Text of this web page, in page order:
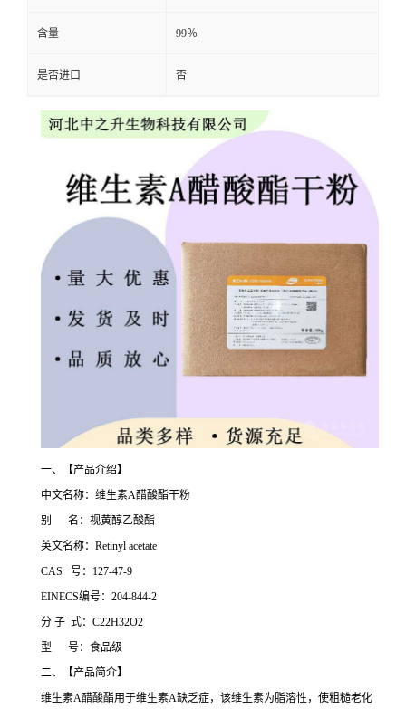
含量 99％
是否进口 否
一、【产品介绍】
中文名称：维生素A醋酸酯干粉
别 名：视黄醇乙酸酯
英文名称：Retinyl acetate
CAS 号：127-47-9
EINECS编号：204-844-2
分 子 式：C22H32O2
型 号：食品级
二、【产品简介】
维生素A醋酸酯用于维生素A缺乏症，该维生素为脂溶性，使粗糙老化